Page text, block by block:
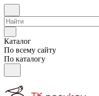
Каталог
По всему сайту
По каталогу